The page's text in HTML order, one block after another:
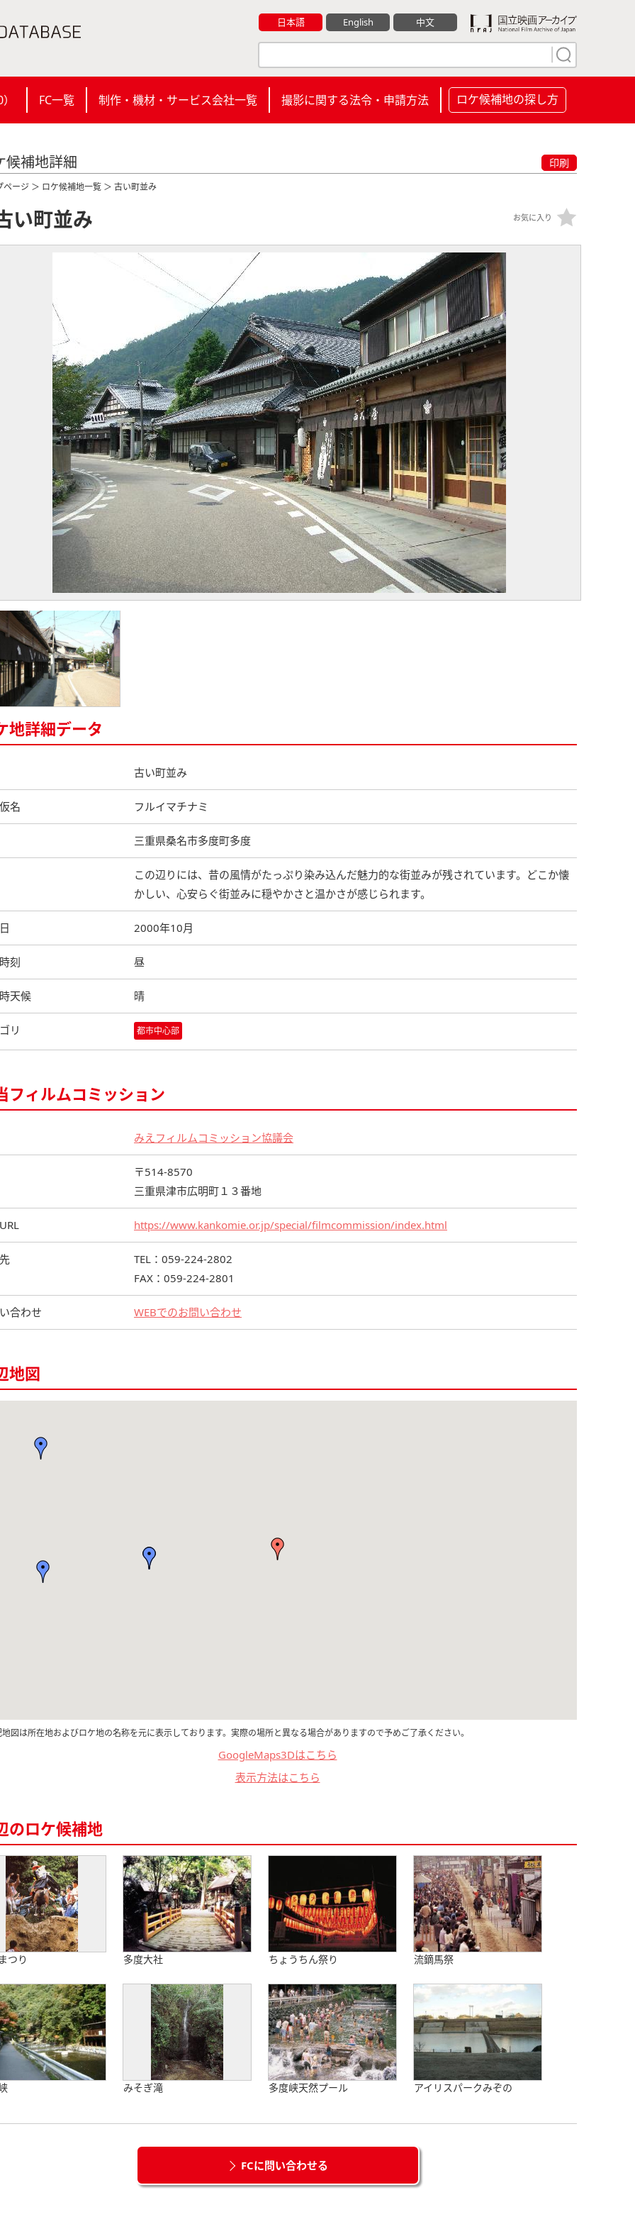
日本語 English 中文
） FC一覧 制作・機材・サービス会社一覧 撮影に関する法令・申請方法 ロケ候補地の探し方
候補地詳細 印刷
ページ ＞ ロケ候補地一覧 ＞ 古い町並み
い町並み お気に入り
地詳細データ
古い町並み
名 フルイマチナミ
三重県桑名市多度町多度
この辺りには、昔の風情がたっぷり染み込んだ魅力的な街並みが残されています。どこか懐
かしい、心安らぐ街並みに穏やかさと温かさが感じられます。
2000年10月
刻 昼
天候 晴
リ 都市中心部
フィルムコミッション
みえフィルムコミッション協議会
〒514-8570
三重県津市広明町１３番地
https://www.kankomie.or.jp/special/filmcommission/index.html
TEL：059-224-2802
FAX：059-224-2801
合わせ WEBでのお問い合わせ
地図
図は所在地およびロケ地の名称を元に表示しております。実際の場所と異なる場合がありますので予めご了承ください。
GoogleMaps3Dはこちら
表示方法はこちら
のロケ候補地
つり 多度大社 ちょうちん祭り 流鏑馬祭
みそぎ滝 多度峡天然プール アイリスパークみぞの
FCに問い合わせる